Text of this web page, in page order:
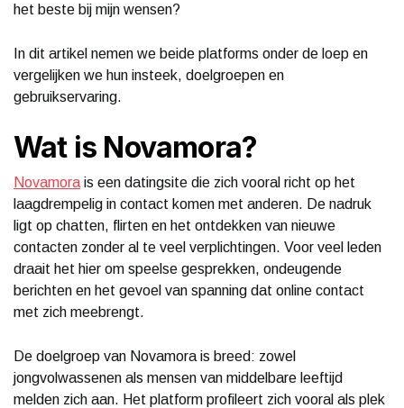
het beste bij mijn wensen?
In dit artikel nemen we beide platforms onder de loep en
vergelijken we hun insteek, doelgroepen en
gebruikservaring.
Wat is Novamora?
Novamora is een datingsite die zich vooral richt op het
laagdrempelig in contact komen met anderen. De nadruk
ligt op chatten, flirten en het ontdekken van nieuwe
contacten zonder al te veel verplichtingen. Voor veel leden
draait het hier om speelse gesprekken, ondeugende
berichten en het gevoel van spanning dat online contact
met zich meebrengt.
De doelgroep van Novamora is breed: zowel
jongvolwassenen als mensen van middelbare leeftijd
melden zich aan. Het platform profileert zich vooral als plek